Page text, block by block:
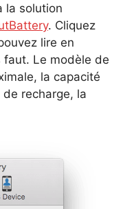
la solution
. Cliquez
lire en
faut. Le modèle de
la capacité
recharge, la